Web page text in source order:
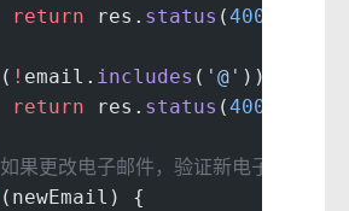
return
res. status (400
( ! email. includes ( '@' )) {
return
res. status (400
更改电子邮件，验证新电子邮件（
(newEmail) {